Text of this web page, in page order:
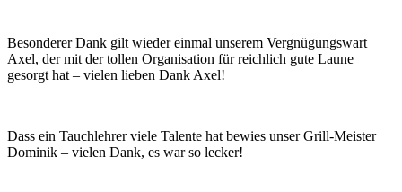
Besonderer Dank gilt wieder einmal unserem Vergnügungswart
Axel, der mit der tollen Organisation für reichlich gute Laune
gesorgt hat – vielen lieben Dank Axel!
Dass ein Tauchlehrer viele Talente hat bewies unser Grill-Meister
Dominik – vielen Dank, es war so lecker!